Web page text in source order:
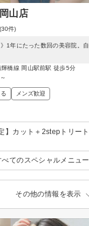
山店
(30件)
》1年にたった数回の美容院。
橋線 岡山駅前駅 徒歩5分
メンズ歓迎
】カット＋2stepトリー
べてのスペシャルメニュ
その他の情報を表示